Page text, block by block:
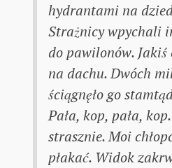
hydrantami na
Strażnicy wpychali
do pawilonów. Jakiś
na dachu. Dwóch
ściągnęło go
Pała, kop, pała,
strasznie. Moi
płakać. Widok